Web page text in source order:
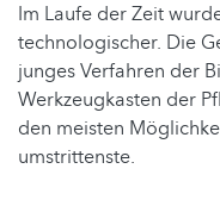
Im Laufe der Zeit
technologischer. Die
junges Verfahren der
Werkzeugkasten der
den meisten
umstrittenste.